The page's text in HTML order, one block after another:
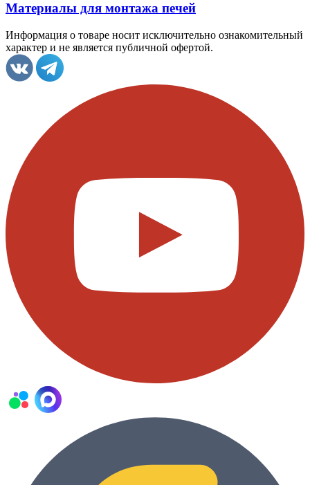
Материалы для монтажа печей
Информация о товаре носит исключительно ознакомительный
характер и не является публичной офертой.